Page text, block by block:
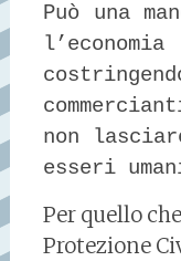
Può una
non
esseri
Per quello
Protezione